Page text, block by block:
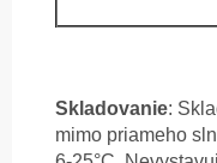
Skladovanie:
mimo priameho